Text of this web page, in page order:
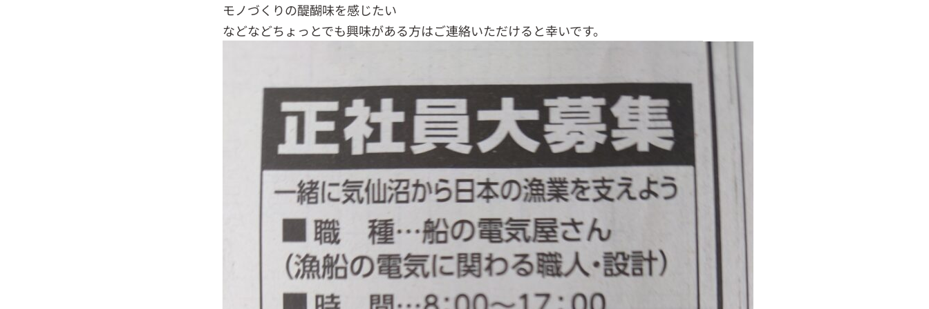
モノづくりの醍醐味を感じたい
などなどちょっとでも興味がある方はご連絡いただけると幸いです。